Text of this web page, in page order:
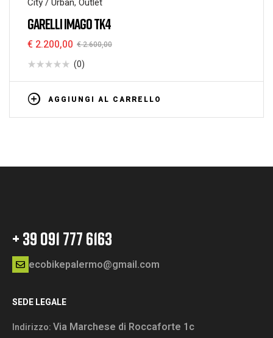
GARELLI IMAGO TK4
€2.600,00
€ 2.200,00
(0)
AGGIUNGI AL CARRELLO
+ 39 091 777 6163
ecobikepalermo@gmail.com
SEDE LEGALE
Indirizzo:Via Marchese di Roccaforte 1c